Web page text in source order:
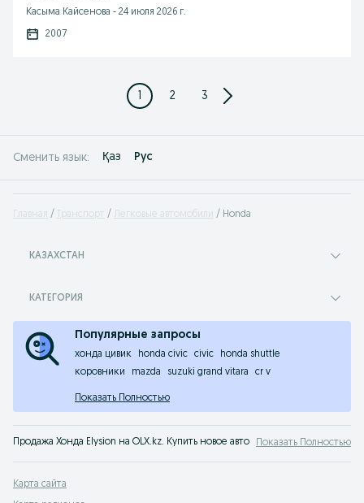
Касыма Кайсенова - 24 июля 2026 г.
2007
1 2 3
Сменить язык: Қаз Рус
Главная Транспорт Легковые автомобили Honda
КАЗАХСТАН
КАТЕГОРИЯ
Популярные запросы
хонда цивик honda civic civic
honda shuttle
коровники
mazda suzuki grand vitara cr v
Показать Полностью
Продажа Хонда Elysion на OLX.kz. Купить новое авто Honda Elysion или б/
Показать Полностью
Карта сайта